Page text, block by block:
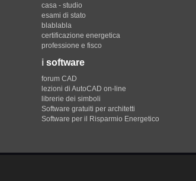
casa - studio
esami di stato
blablabla
certificazione energetica
professione e fisco
i software
forum CAD
lezioni di AutoCAD on-line
librerie dei simboli
Software gratuiti per architetti
Software per il Risparmio Energetico